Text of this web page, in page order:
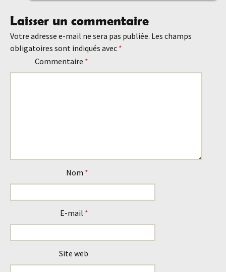
Laisser un commentaire
Votre adresse e-mail ne sera pas publiée. Les champs
obligatoires sont indiqués avec *
Commentaire *
Nom *
E-mail *
Site web